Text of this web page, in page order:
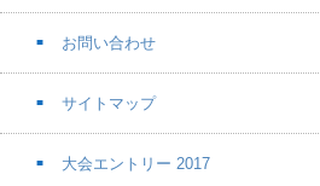
お問い合わせ
サイトマップ
大会エントリー 2017